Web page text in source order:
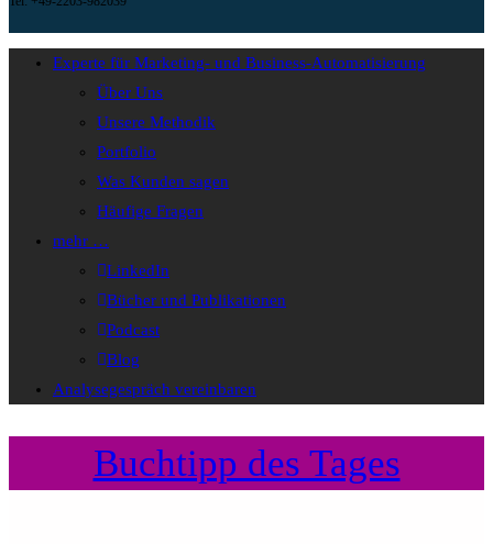
Experte für Marketing- und Business-Automatisierung
Über Uns
Unsere Methodik
Portfolio
Was Kunden sagen
Häufige Fragen
mehr …
LinkedIn
Bücher und Publikationen
Podcast
Blog
Analysegespräch vereinbaren
Buchtipp des Tages